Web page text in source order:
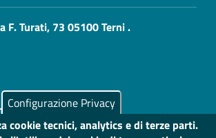
F. Turati, 73 05100 Terni .
075 4693000
Configurazione Privacy
cookie tecnici, analytics e di terze parti.